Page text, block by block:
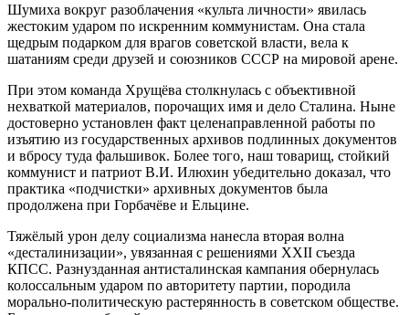
Шумиха вокруг разоблачения «культа личности» явилась
жестоким ударом по искренним коммунистам. Она стала
щедрым подарком для врагов советской власти, вела к
шатаниям среди друзей и союзников СССР на мировой арене.
При этом команда Хрущёва столкнулась с объективной
нехваткой материалов, порочащих имя и дело Сталина. Ныне
достоверно установлен факт целенаправленной работы по
изъятию из государственных архивов подлинных документов
и вбросу туда фальшивок. Более того, наш товарищ, стойкий
коммунист и патриот В.И. Илюхин убедительно доказал, что
практика «подчистки» архивных документов была
продолжена при Горбачёве и Ельцине.
Тяжёлый урон делу социализма нанесла вторая волна
«десталинизации», увязанная с решениями XXII съезда
КПСС. Разнузданная антисталинская кампания обернулась
колоссальным ударом по авторитету партии, породила
морально-политическую растерянность в советском обществе.